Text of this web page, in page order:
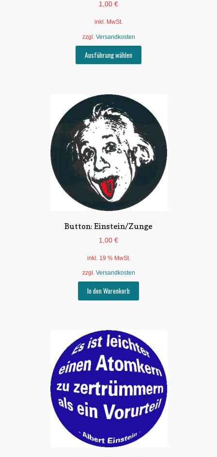
1,00 €
inkl. MwSt.
zzgl. Versandkosten
Ausführung wählen
auf.
Die
Optionen
können
auf
der
Produktseite
gewählt
werden
Button: Einstein/Zunge
1,00 €
inkl. 19 % MwSt.
zzgl. Versandkosten
In den Warenkorb